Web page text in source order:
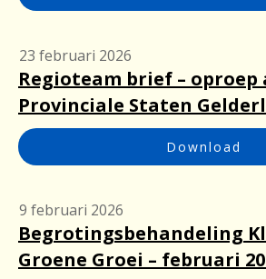
23 februari 2026
Regioteam brief – oproep
Provinciale Staten
Download
9 februari 2026
Begrotingsbehandeling
Groene Groei – februari